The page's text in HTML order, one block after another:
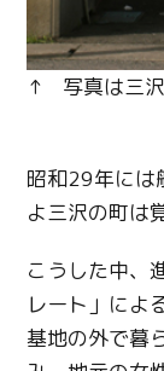
↑ 写真は三
昭和29年には
よ三沢の町は
こうした中、
レート」によ
基地の外で暮